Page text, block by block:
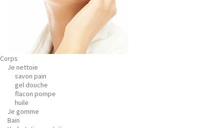
Corps
Je nettoie
savon pain
gel douche
flacon pompe
huile
Je gomme
Bain